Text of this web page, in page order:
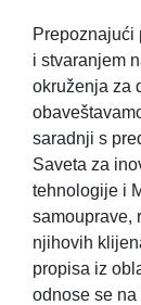
Prepoznajući
i stvaranjem
okruženja za
saradnji s
Saveta za
tehnologije i
samouprave,
njihovih
propisa iz
odnose se